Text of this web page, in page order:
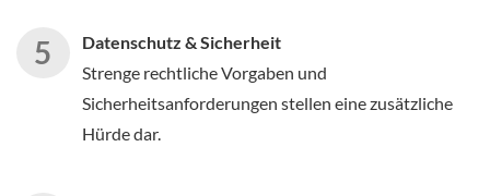
Datenschutz & Sicherheit
Strenge rechtliche Vorgaben und
Sicherheitsanforderungen stellen eine zusätzliche
Hürde dar.